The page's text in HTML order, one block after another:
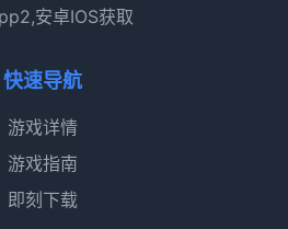
安卓IOS获取
快速导航
游戏详情
游戏指南
即刻下载